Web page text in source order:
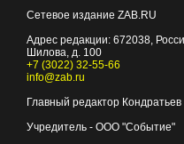
Сетевое издание ZAB.RU
Адрес редакции: 672038 ,
Шилова, д. 100
+7 (3022) 32-55-66
info@zab.ru
Главный редактор Кондратьев
Учредитель - ООО "Событие"